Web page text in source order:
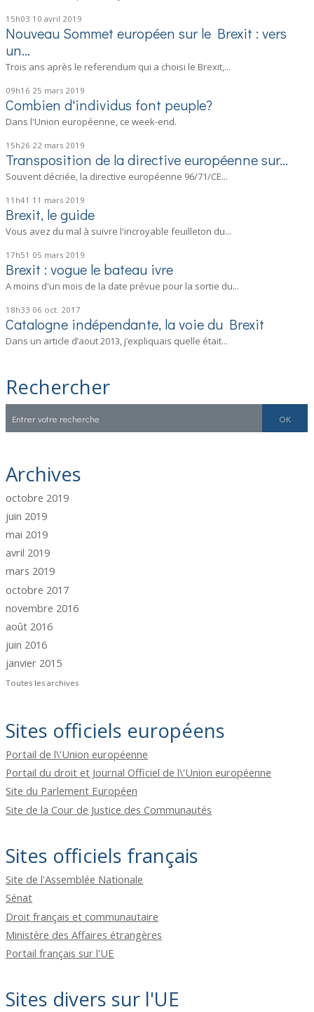
15h03 10 avril 2019
Nouveau Sommet européen sur le Brexit : vers
un...
Trois ans après le referendum qui a choisi le Brexit,...
09h16 25 mars 2019
Combien d'individus font peuple?
Dans l'Union européenne, ce week-end.
15h26 22 mars 2019
Transposition de la directive européenne sur...
Souvent décriée, la directive européenne 96/71/CE...
11h41 11 mars 2019
Brexit, le guide
Vous avez du mal à suivre l'incroyable feuilleton du...
17h51 05 mars 2019
Brexit : vogue le bateau ivre
A moins d'un mois de la date prévue pour la sortie du...
18h33 06 oct. 2017
Catalogne indépendante, la voie du Brexit
Dans un article d’aout 2013, j’expliquais quelle était...
Rechercher
Archives
octobre 2019
juin 2019
mai 2019
avril 2019
mars 2019
octobre 2017
novembre 2016
août 2016
juin 2016
janvier 2015
Toutes les archives
Sites officiels européens
Portail de l\'Union européenne
Portail du droit et Journal Officiel de l\'Union européenne
Site du Parlement Européen
Site de la Cour de Justice des Communautés
Sites officiels français
Site de l'Assemblée Nationale
Sénat
Droit français et communautaire
Ministère des Affaires étrangères
Portail français sur l'UE
Sites divers sur l'UE